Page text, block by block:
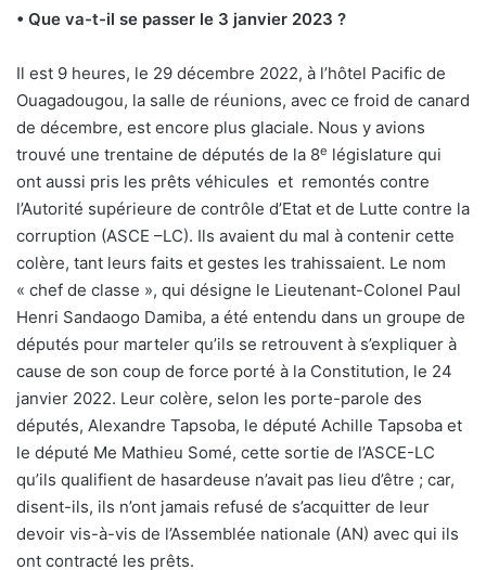
• Que va-t-il se passer le 3 janvier 2023 ?
Il est 9 heures, le 29 décembre 2022, à l’hôtel Pacific de
Ouagadougou, la salle de réunions, avec ce froid de canard
de décembre, est encore plus glaciale. Nous y avions
trouvé une trentaine de députés de la 8e législature qui
ont aussi pris les prêts véhicules et remontés contre
l’Autorité supérieure de contrôle d’Etat et de Lutte contre la
corruption (ASCE –LC). Ils avaient du mal à contenir cette
colère, tant leurs faits et gestes les trahissaient. Le nom
« chef de classe », qui désigne le Lieutenant-Colonel Paul
Henri Sandaogo Damiba, a été entendu dans un groupe de
députés pour marteler qu’ils se retrouvent à s’expliquer à
cause de son coup de force porté à la Constitution, le 24
janvier 2022. Leur colère, selon les porte-parole des
députés, Alexandre Tapsoba, le député Achille Tapsoba et
le député Me Mathieu Somé, cette sortie de l’ASCE-LC
qu’ils qualifient de hasardeuse n’avait pas lieu d’être ; car,
disent-ils, ils n’ont jamais refusé de s’acquitter de leur
devoir vis-à-vis de l’Assemblée nationale (AN) avec qui ils
ont contracté les prêts.